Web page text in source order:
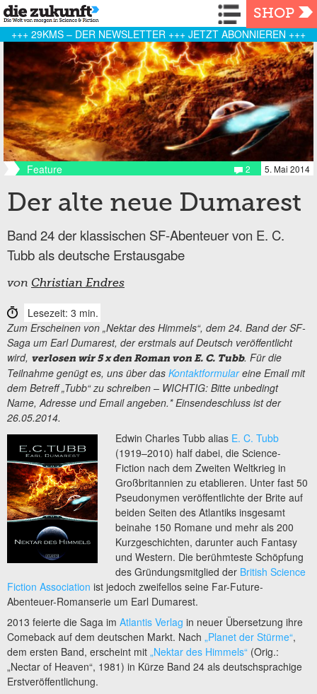
Navigation
SHOP
+++ 29KMS – DER NEWSLETTER +++ JETZT ABONNIEREN +++
Feature 5. Mai 2014
2
Der alte neue Dumarest
Band 24 der klassischen SF-Abenteuer von E. C.
Tubb als deutsche Erstausgabe
von Christian Endres
Lesezeit: 3 min.
Zum Erscheinen von „Nektar des Himmels“, dem 24. Band der SF-
Saga um Earl Dumarest, der erstmals auf Deutsch veröffentlicht
wird, verlosen wir 5 x den Roman von E. C. Tubb. Für die
Teilnahme genügt es, uns über das Kontaktformulareine Email mit
dem Betreff „Tubb“ zu schreiben – WICHTIG: Bitte unbedingt
Name, Adresse und Email angeben.* Einsendeschluss ist der
26.05.2014.
Edwin Charles Tubb alias E. C. Tubb
(1919–2010) half dabei, die Science-
Fiction nach dem Zweiten Weltkrieg in
Großbritannien zu etablieren. Unter fast 50
Pseudonymen veröffentlichte der Brite auf
beiden Seiten des Atlantiks insgesamt
beinahe 150 Romane und mehr als 200
Kurzgeschichten, darunter auch Fantasy
und Western. Die berühmteste Schöpfung
des Gründungsmitglied der British Science
Fiction Association ist jedoch zweifellos seine Far-Future-
Abenteuer-Romanserie um Earl Dumarest.
2013 feierte die Saga im Atlantis Verlag in neuer Übersetzung ihre
Comeback auf dem deutschen Markt. Nach „Planet der Stürme“,
dem ersten Band, erscheint mit „Nektar des Himmels“ (Orig.:
„Nectar of Heaven“, 1981) in Kürze Band 24 als deutschsprachige
Erstveröffentlichung.